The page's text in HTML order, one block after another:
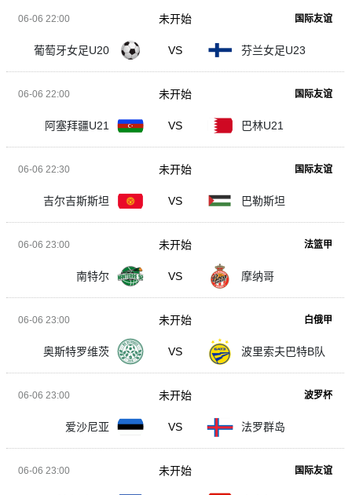
06-06 22:00 国际友谊
葡萄牙女足U20 VS 芬兰女足U23
未开始
06-06 22:00 国际友谊
阿塞拜疆U21 VS 巴林U21
未开始
06-06 22:30 国际友谊
吉尔吉斯斯坦 VS 巴勒斯坦
未开始
06-06 23:00 法篮甲
南特尔 VS 摩纳哥
未开始
06-06 23:00 白俄甲
奥斯特罗维茨 VS 波里索夫巴特B队
未开始
06-06 23:00 波罗杯
爱沙尼亚 VS 法罗群岛
未开始
06-06 23:00 国际友谊
未开始